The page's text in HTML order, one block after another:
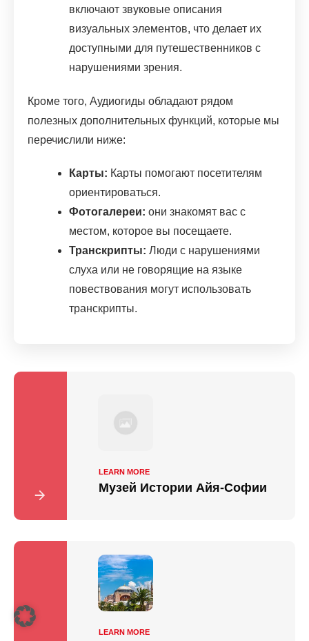
включают звуковые описания
визуальных элементов, что делает их
доступными для путешественников с
нарушениями зрения.
Кроме того, Аудиогиды обладают рядом
полезных дополнительных функций, которые мы
перечислили ниже:
Карты: Карты помогают посетителям
ориентироваться.
Фотогалереи: они знакомят вас с
местом, которое вы посещаете.
Транскрипты: Люди с нарушениями
слуха или не говорящие на языке
повествования могут использовать
транскрипты.
LEARN MORE
Музей Истории Айя-Софии
LEARN MORE